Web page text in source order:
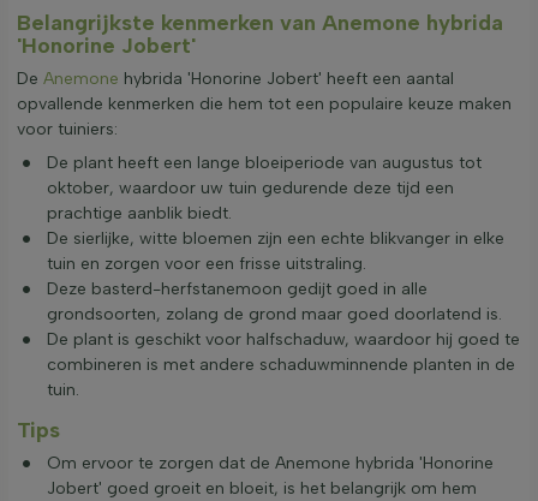
Belangrijkste kenmerken van Anemone hybrida
'Honorine Jobert'
De Anemone hybrida 'Honorine Jobert' heeft een aantal
opvallende kenmerken die hem tot een populaire keuze maken
voor tuiniers:
De plant heeft een lange bloeiperiode van augustus tot
oktober, waardoor uw tuin gedurende deze tijd een
prachtige aanblik biedt.
De sierlijke, witte bloemen zijn een echte blikvanger in elke
tuin en zorgen voor een frisse uitstraling.
Deze basterd-herfstanemoon gedijt goed in alle
grondsoorten, zolang de grond maar goed doorlatend is.
De plant is geschikt voor halfschaduw, waardoor hij goed te
combineren is met andere schaduwminnende planten in de
tuin.
Tips
Om ervoor te zorgen dat de Anemone hybrida 'Honorine
Jobert' goed groeit en bloeit, is het belangrijk om hem